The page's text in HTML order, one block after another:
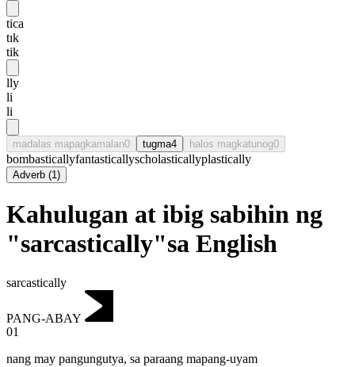
tica
tɪk
tik
lly
li
li
madalas mapagkamalan0 tugma4 halos magkatunog0
bombasticallyfantasticallyscholasticallyplastically
Adverb (1)
Kahulugan at ibig sabihin ng
"sarcastically"sa English
sarcastically
PANG-ABAY
01
nang may pangungutya, sa paraang mapang-uyam